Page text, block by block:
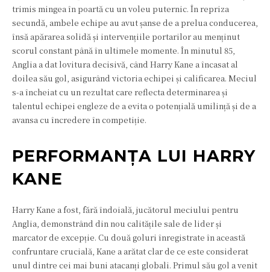
trimis mingea în poartă cu un voleu puternic. În repriza
secundă, ambele echipe au avut șanse de a prelua conducerea,
însă apărarea solidă și intervențiile portarilor au menținut
scorul constant până în ultimele momente. În minutul 85,
Anglia a dat lovitura decisivă, când Harry Kane a încasat al
doilea său gol, asigurând victoria echipei și calificarea. Meciul
s-a încheiat cu un rezultat care reflecta determinarea și
talentul echipei engleze de a evita o potențială umilință și de a
avansa cu încredere în competiție.
PERFORMANȚA LUI HARRY
KANE
Harry Kane a fost, fără îndoială, jucătorul meciului pentru
Anglia, demonstrând din nou calitățile sale de lider și
marcator de excepție. Cu două goluri înregistrate în această
confruntare crucială, Kane a arătat clar de ce este considerat
unul dintre cei mai buni atacanți globali. Primul său gol a venit